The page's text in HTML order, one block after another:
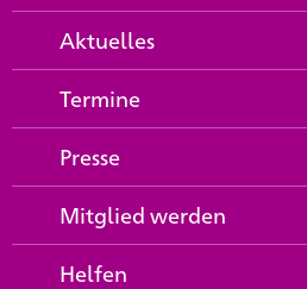
Aktuelles
Termine
Presse
Mitglied werden
Helfen